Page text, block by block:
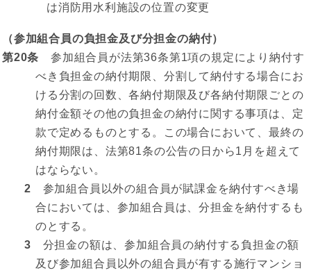
は消防用水利施設の位置の変更
（参加組合員の負担金及び分担金の納付）
第20条 参加組合員が法第36条第1項の規定により納付す
べき負担金の納付期限、分割して納付する場合にお
ける分割の回数、各納付期限及び各納付期限ごとの
納付金額その他の負担金の納付に関する事項は、定
款で定めるものとする。この場合において、最終の
納付期限は、法第81条の公告の日から1月を超えて
はならない。
2 参加組合員以外の組合員が賦課金を納付すべき場
合においては、参加組合員は、分担金を納付するも
のとする。
3 分担金の額は、参加組合員の納付する負担金の額
及び参加組合員以外の組合員が有する施行マンショ